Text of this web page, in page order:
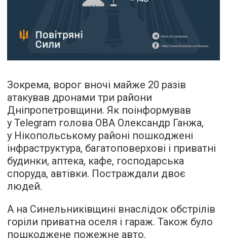
Зокрема, ворог вночі майже 20 разів
атакував дронами три райони
Дніпропетровщини. Як поінформував
у Telegram голова ОВА Олександр Ганжа,
у Нікопольському районі пошкоджені
інфраструктура, багатоповерхові і приватні
будинки, аптека, кафе, господарська
споруда, автівки. Постраждали двоє
людей.
А на Синельниківщині внаслідок обстрілів
горіли приватна оселя і гараж. Також було
пошкоджене пожежне авто.